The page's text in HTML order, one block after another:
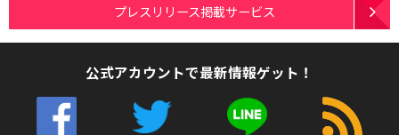
プレスリリース掲載サービス
公式アカウントで最新情報ゲット！